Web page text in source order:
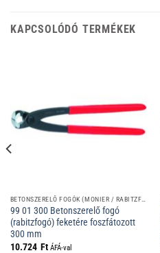
KAPCSOLÓDÓ TERMÉKEK
99 01 300 Betonszerelő fogó
(rabitzfogó) feketére foszfátozott
300 mm
10.724 Ft ÁFÁ-val